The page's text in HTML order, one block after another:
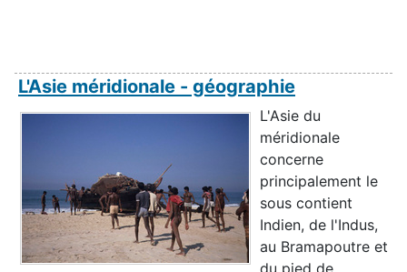
L'Asie méridionale - géographie
L'Asie du
méridionale
concerne
principalement le
sous contient
Indien, de l'Indus,
au Bramapoutre et
du pied de